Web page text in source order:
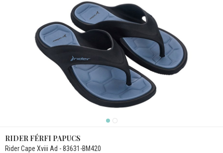
RIDER FÉRFI PAPUCS
Rider Cape Xviii Ad - 83631-BM420